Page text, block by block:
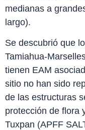
medianas a
largo).
Se descubrió que
Tamiahua-
tienen EAM
sitio no han sido
de las estructuras
protección de flora
Tuxpan (APFF